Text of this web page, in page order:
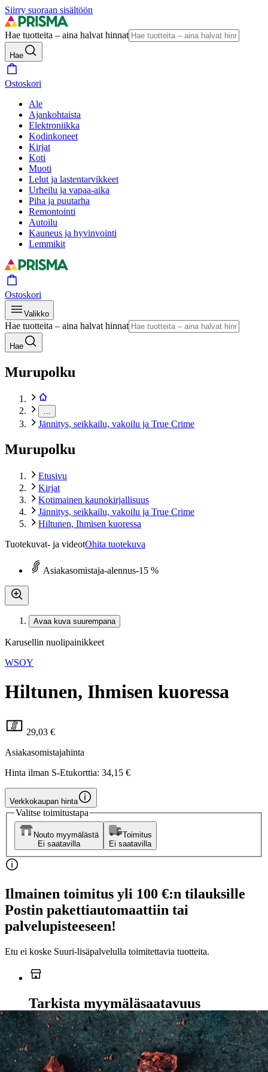
Siirry suoraan sisältöön
Hae tuotteita – aina halvat hinnat
Hae
Ostoskori
Ale
Ajankohtaista
Elektroniikka
Kodinkoneet
Kirjat
Koti
Muoti
Lelut ja lastentarvikkeet
Urheilu ja vapaa-aika
Piha ja puutarha
Remontointi
Autoilu
Kauneus ja hyvinvointi
Lemmikit
Ostoskori
Valikko
Hae tuotteita – aina halvat hinnat
Hae
Murupolku
Jännitys, seikkailu, vakoilu ja True Crime
Murupolku
Etusivu
Kirjat
Kotimainen kaunokirjallisuus
Jännitys, seikkailu, vakoilu ja True Crime
Hiltunen, Ihmisen kuoressa
Tuotekuvat- ja videotOhita tuotekuva
Asiakasomistaja-alennus-15 %
Avaa kuva suurempana
Karusellin nuolipainikkeet
WSOY
Hiltunen, Ihmisen kuoressa
29,03 €
Asiakasomistajahinta
Hinta ilman S-Etukorttia: 34,15 €
Verkkokaupan hinta
Valitse toimitustapa
Nouto myymälästä
Ei saatavilla
Toimitus
Ei saatavilla
Ilmainen toimitus yli 100 €:n tilauksille
Postin pakettiautomaattiin tai
palvelupisteeseen!
Etu ei koske Suuri‑lisäpalvelulla toimitettavia tuotteita.
Tarkista myymäläsaatavuus
Ei saatavilla